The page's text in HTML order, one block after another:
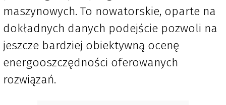
maszynowych. To nowatorskie, oparte na
dokładnych danych podejście pozwoli na
jeszcze bardziej obiektywną ocenę
energooszczędności oferowanych
rozwiązań.